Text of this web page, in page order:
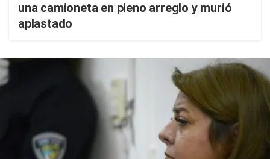
una camioneta en pleno arreglo y murió
aplastado